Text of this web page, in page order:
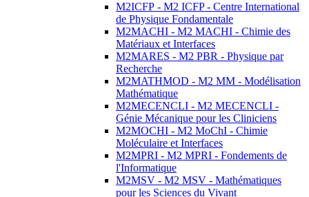
M2ICFP - M2 ICFP - Centre International
de Physique Fondamentale
M2MACHI - M2 MACHI - Chimie des
Matériaux et Interfaces
M2MARES - M2 PBR - Physique par
Recherche
M2MATHMOD - M2 MM - Modélisation
Mathématique
M2MECENCLI - M2 MECENCLI -
Génie Mécanique pour les Cliniciens
M2MOCHI - M2 MoChI - Chimie
Moléculaire et Interfaces
M2MPRI - M2 MPRI - Fondements de
l'Informatique
M2MSV - M2 MSV - Mathématiques
pour les Sciences du Vivant